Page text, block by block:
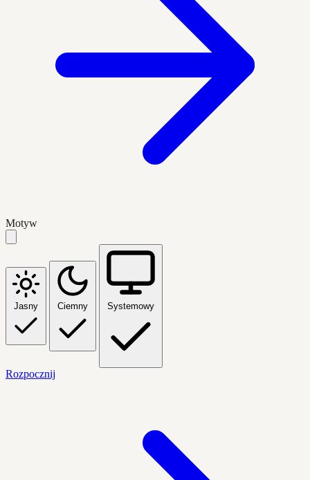
Motyw
Jasny Ciemny Systemowy
Rozpocznij